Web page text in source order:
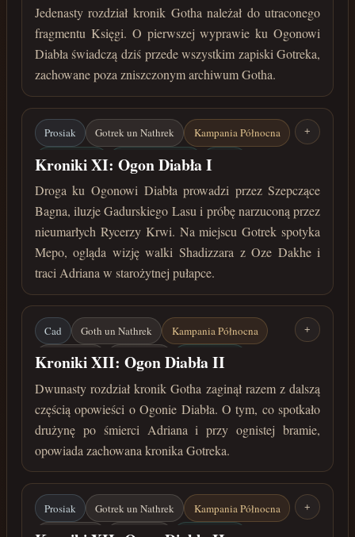
Shadizzar
wrzesień 32 roku przed Zaćmieniem
Jedenasty rozdział kronik Gotha należał do utraconego
fragmentu Księgi. O pierwszej wyprawie ku Ogonowi
Diabła świadczą dziś przede wszystkim zapiski Gotreka,
zachowane poza zniszczonym archiwum Gotha.
Prosiak Gotrek un Nathrek
Kampania Północna
Ogon Diabła
Szepczące Bagna
Mepo
Shadizzar
wrzesień 32 roku przed Zaćmieniem
+
Kroniki XI: Ogon Diabła I
Droga ku Ogonowi Diabła prowadzi przez Szepczące
Bagna, iluzje Gadurskiego Lasu i próbę narzuconą przez
nieumarłych Rycerzy Krwi. Na miejscu Gotrek spotyka
Mepo, ogląda wizję walki Shadizzara z Oze Dakhe i
traci Adriana w starożytnej pułapce.
Cad Goth un Nathrek
Kampania Północna
Adrian Reol
Din Horget
Ogon Diabła
Amulet cieni
Ognista brama
wrzesień 32 roku przed Zaćmieniem
+
Kroniki XII: Ogon Diabła II
Dwunasty rozdział kronik Gotha zaginął razem z dalszą
częścią opowieści o Ogonie Diabła. O tym, co spotkało
drużynę po śmierci Adriana i przy ognistej bramie,
opowiada zachowana kronika Gotreka.
Prosiak Gotrek un Nathrek
Kampania Północna
+